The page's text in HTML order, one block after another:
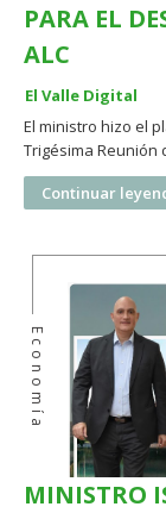
PARA EL
ALC
El Valle Digital
El ministro hizo el
Trigésima Reunión
Continuar
Economía
MINISTRO